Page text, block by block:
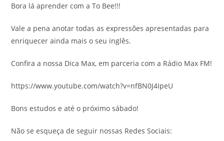
Bora lá aprender com a To Bee!!!
Vale a pena anotar todas as expressões apresentadas para
enriquecer ainda mais o seu inglês.
Confira a nossa Dica Max, em parceria com a Rádio Max FM!
https://www.youtube.com/watch?v=nfBN0J4IpeU
Bons estudos e até o próximo sábado!
Não se esqueça de seguir nossas Redes Sociais: